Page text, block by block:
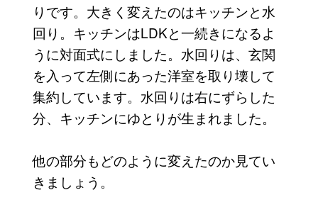
りです。大きく変えたのはキッチンと水
回り。キッチンはLDKと一続きになるよ
うに対面式にしました。水回りは、玄関
を入って左側にあった洋室を取り壊して
集約しています。水回りは右にずらした
分、キッチンにゆとりが生まれました。
他の部分もどのように変えたのか見てい
きましょう。